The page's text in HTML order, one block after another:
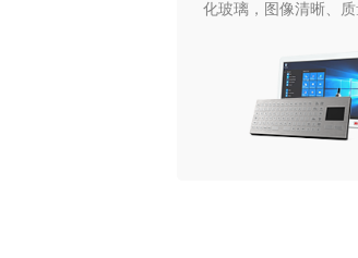
化玻璃，图像清晰、